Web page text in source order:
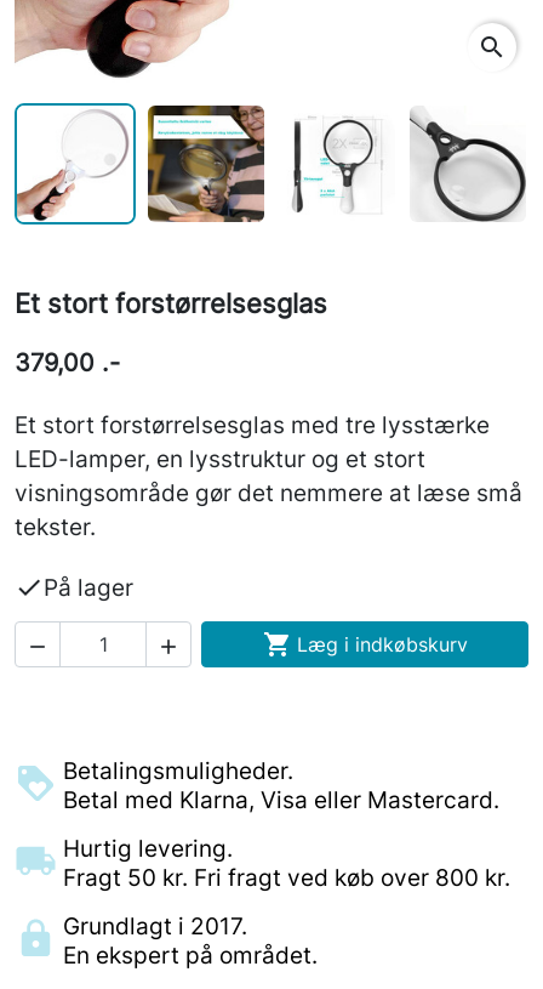
search
Et stort forstørrelsesglas
379,00 .-
Et stort forstørrelsesglas med tre lysstærke
LED-lamper, en lysstruktur og et stort
visningsområde gør det nemmere at læse små
tekster.
På lager
   Læg i indkøbskurv
Betalingsmuligheder.
Betal med Klarna, Visa eller Mastercard.
Hurtig levering.
Fragt 50 kr. Fri fragt ved køb over 800 kr.
Grundlagt i 2017.
En ekspert på området.